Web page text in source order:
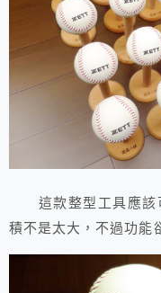
這款整型工具應該
積不是太大，不過功能